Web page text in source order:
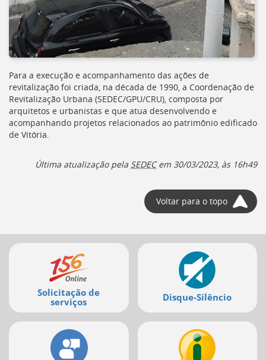
Para a execução e acompanhamento das ações de
revitalização foi criada, na década de 1990, a Coordenação de
Revitalização Urbana (SEDEC/GPU/CRU), composta por
arquitetos e urbanistas e que atua desenvolvendo e
acompanhando projetos relacionados ao patrimônio edificado
de Vitória.
Última atualização pela SEDECem 30/03/2023, às 16h49
Voltar para o topo
Mais
serviços
Solicitação de
serviços
Disque-Silêncio